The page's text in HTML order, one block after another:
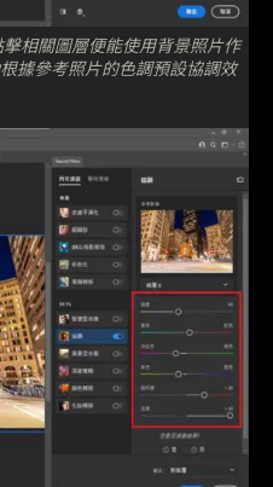
相關圖層便能使用背景照片作
據參考照片的色調預設協調效